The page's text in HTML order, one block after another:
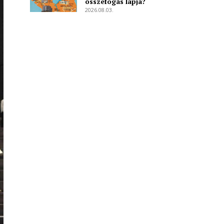
2026.08.03.